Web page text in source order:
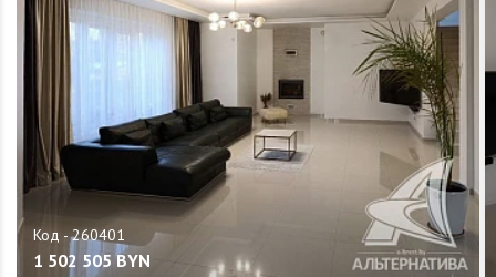
1 502 505 BYN